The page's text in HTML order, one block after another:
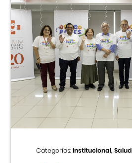
Categorías:Institucional, Salud